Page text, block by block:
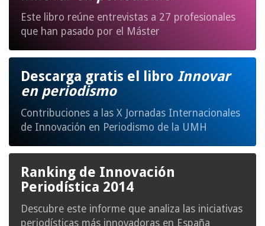
Este libro reúne entrevistas a 27 profesionales
que han pasado por el Máster
Descarga gratis el libro Innovar
en periodismo
Contribuciones a las X Jornadas Internacionales
de Innovación en Periodismo de la UMH
Ranking de Innovación
Periodística 2014
Descubre este informe que analiza las iniciativas
periodísticas más innovadoras en España